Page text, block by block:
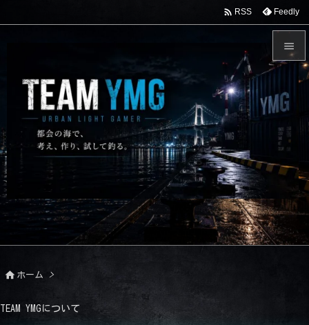


サイド



検索
 RSS Feedly
 ホーム >
TEAM YMGについて